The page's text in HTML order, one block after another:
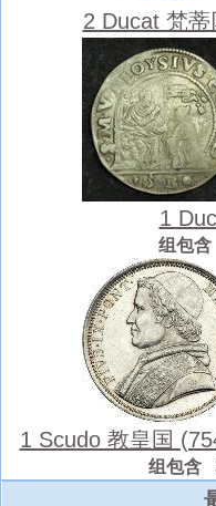
2 Ducat 梵
1
组包含
1 Scudo 教皇国
组包含